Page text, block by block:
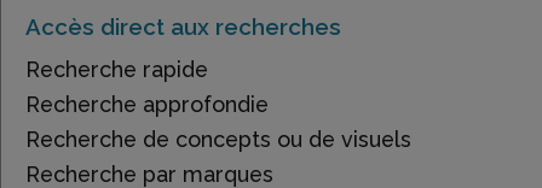
Accès direct aux recherches
Recherche rapide
Recherche approfondie
Recherche de concepts ou de visuels
Recherche par marques